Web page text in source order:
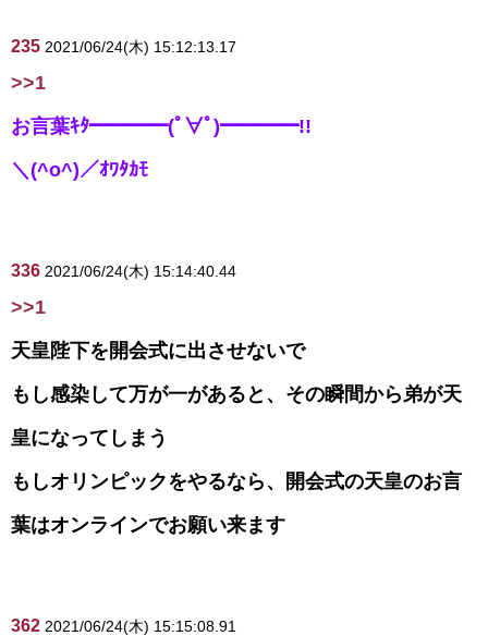
235 2021/06/24(木) 15:12:13.17
>>1
お言葉ｷﾀ━━━━(ﾟ∀ﾟ)━━━━!!
＼(^o^)／ｵﾜﾀｶﾓ
336 2021/06/24(木) 15:14:40.44
>>1
天皇陛下を開会式に出させないで
もし感染して万が一があると、その瞬間から弟が天
皇になってしまう
もしオリンピックをやるなら、開会式の天皇のお言
葉はオンラインでお願い来ます
362 2021/06/24(木) 15:15:08.91